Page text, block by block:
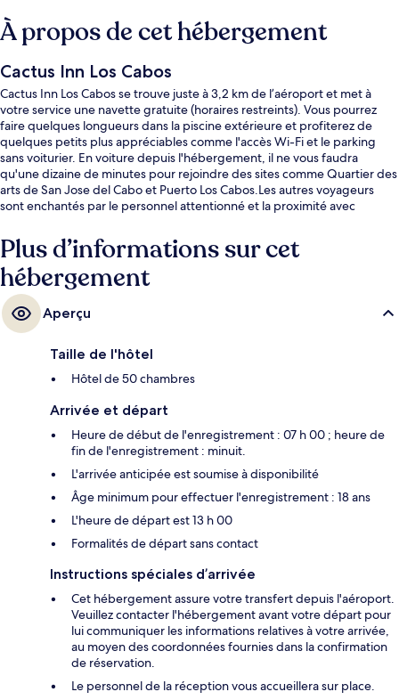
À propos de cet hébergement
Cactus Inn Los Cabos
Cactus Inn Los Cabos se trouve juste à 3,2 km de l’aéroport et met à
votre service une navette gratuite (horaires restreints). Vous pourrez
faire quelques longueurs dans la piscine extérieure et profiterez de
quelques petits plus appréciables comme l'accès Wi-Fi et le parking
sans voiturier. En voiture depuis l'hébergement, il ne vous faudra
qu'une dizaine de minutes pour rejoindre des sites comme Quartier des
arts de San Jose del Cabo et Puerto Los Cabos.Les autres voyageurs
sont enchantés par le personnel attentionné et la proximité avec
Plus d’informations sur cet
hébergement
Aperçu
Taille de l'hôtel
Hôtel de 50 chambres
Arrivée et départ
Heure de début de l'enregistrement : 07 h 00 ; heure de
fin de l'enregistrement : minuit.
L'arrivée anticipée est soumise à disponibilité
Âge minimum pour effectuer l'enregistrement : 18 ans
L'heure de départ est 13 h 00
Formalités de départ sans contact
Instructions spéciales d’arrivée
Cet hébergement assure votre transfert depuis l'aéroport.
Veuillez contacter l'hébergement avant votre départ pour
lui communiquer les informations relatives à votre arrivée,
au moyen des coordonnées fournies dans la confirmation
de réservation.
Le personnel de la réception vous accueillera sur place.